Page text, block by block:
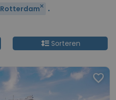
Rotterdamclose .
format_line_spacingSorteren
favorite